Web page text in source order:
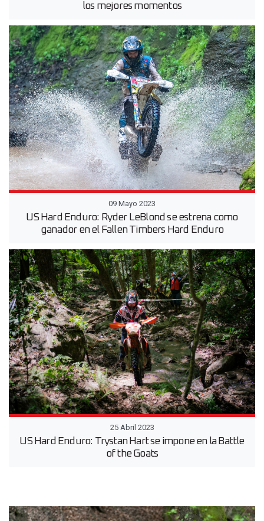
los mejores momentos
09 Mayo 2023
US Hard Enduro: Ryder LeBlond se estrena como
ganador en el Fallen Timbers Hard Enduro
25 Abril 2023
US Hard Enduro: Trystan Hart se impone en la Battle
of the Goats